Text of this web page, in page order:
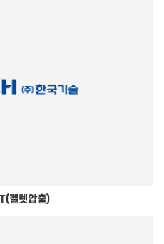
펠렛압출)